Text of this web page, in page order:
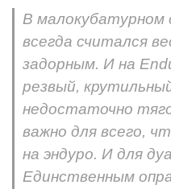
В
всегда считался
задорным. И на
резвый,
недостаточно
важно для всего,
на эндуро. И для
Единственным